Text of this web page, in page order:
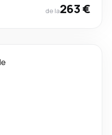
de la263 €